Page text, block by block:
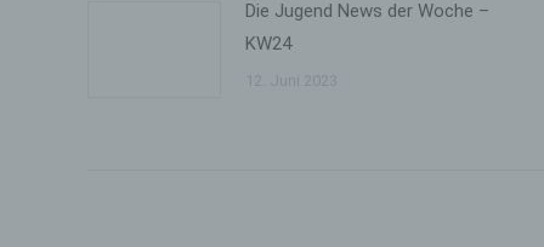
Die Jugend News der Woche –
KW24